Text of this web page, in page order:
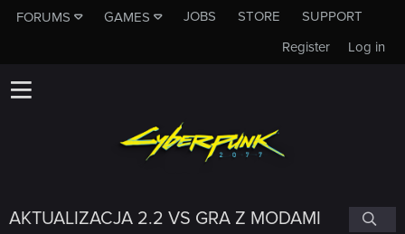
FORUMS GAMES JOBS STORE
SUPPORT
Log in
Register
AKTUALIZACJA 2.2 VS GRA Z MODAMI